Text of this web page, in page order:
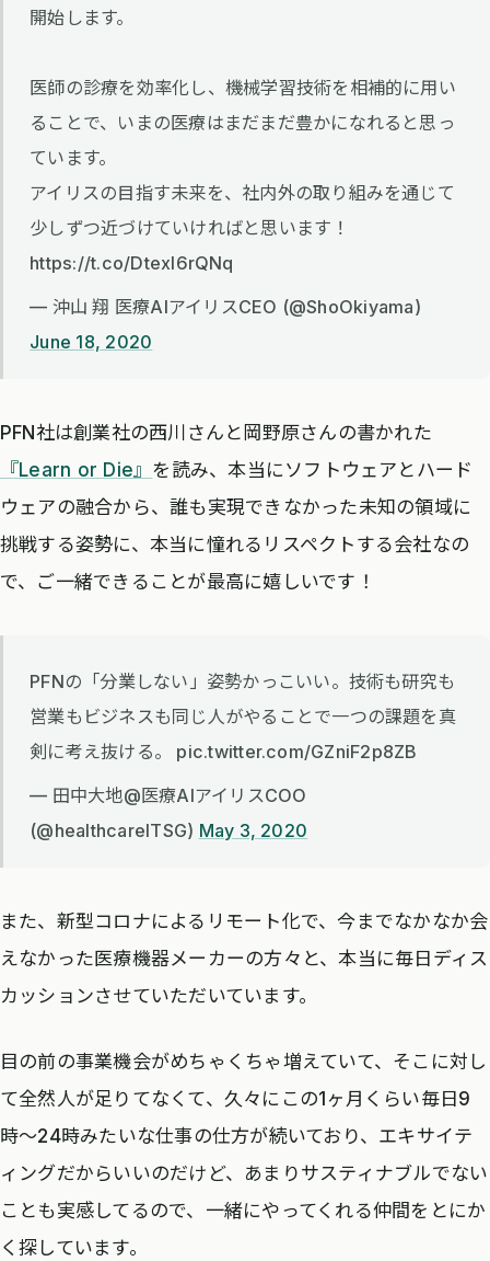
開始します。
医師の診療を効率化し、機械学習技術を相補的に用い
ることで、いまの医療はまだまだ豊かになれると思っ
ています。
アイリスの目指す未来を、社内外の取り組みを通じて
少しずつ近づけていければと思います！
https://t.co/Dtexl6rQNq
— 沖山 翔 医療AIアイリスCEO (@ShoOkiyama)
June 18, 2020
PFN社は創業社の西川さんと岡野原さんの書かれた
『Learn or Die』 を読み、本当にソフトウェアとハード
ウェアの融合から、誰も実現できなかった未知の領域に
挑戦する姿勢に、本当に憧れるリスペクトする会社なの
で、ご一緒できることが最高に嬉しいです！
PFNの「分業しない」姿勢かっこいい。技術も研究も
営業もビジネスも同じ人がやることで一つの課題を真
剣に考え抜ける。 pic.twitter.com/GZniF2p8ZB
— 田中大地@医療AIアイリスCOO
(@healthcareITSG) May 3, 2020
また、新型コロナによるリモート化で、今までなかなか会
えなかった医療機器メーカーの方々と、本当に毎日ディス
カッションさせていただいています。
目の前の事業機会がめちゃくちゃ増えていて、そこに対し
て全然人が足りてなくて、久々にこの1ヶ月くらい毎日9
時〜24時みたいな仕事の仕方が続いており、エキサイテ
ィングだからいいのだけど、あまりサスティナブルでない
ことも実感してるので、一緒にやってくれる仲間をとにか
く探しています。